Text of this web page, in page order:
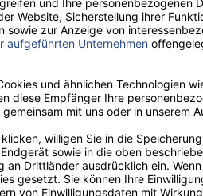
zu einer „gemeinsamen
Zielen und Methoden
Dabei war eine gemeinsame
„Motor für Europa“
der Gemeinschaft waren,
empirisch nicht nachweisbar (mit
existierenden Unterschiede.
gab es auf beiden Seiten den
und bleibt mit seiner